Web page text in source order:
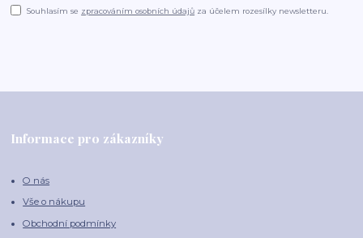
Souhlasím se zpracováním osobních údajů za účelem rozesílky newsletteru.
Informace pro zákazníky
O nás
Vše o nákupu
Obchodní podmínky